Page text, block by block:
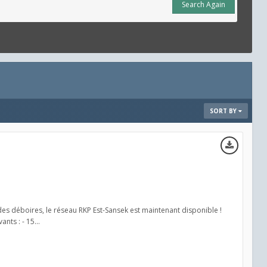
Search Again
SORT BY
le réseau RKP Est-Sansek est maintenant disponible !
: - 15...